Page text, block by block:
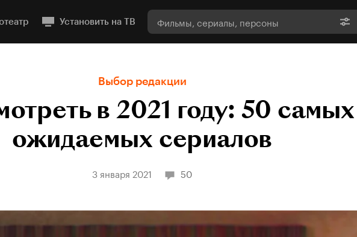
Установить на ТВ
Выбор редакции
в 2021 году: 50 самых
ожидаемых сериалов
3 января 2021 50